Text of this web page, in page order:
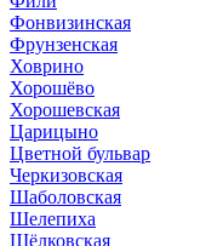
Фонвизинская
Фрунзенская
Ховрино
Хорошёво
Хорошевская
Царицыно
Цветной бульвар
Черкизовская
Шаболовская
Шелепиха
Щёлковская